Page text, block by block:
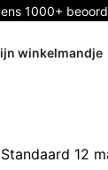
1000+
winkelmandje
Standaard 12